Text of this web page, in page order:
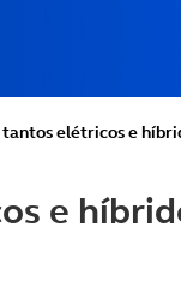
elétricos e
e